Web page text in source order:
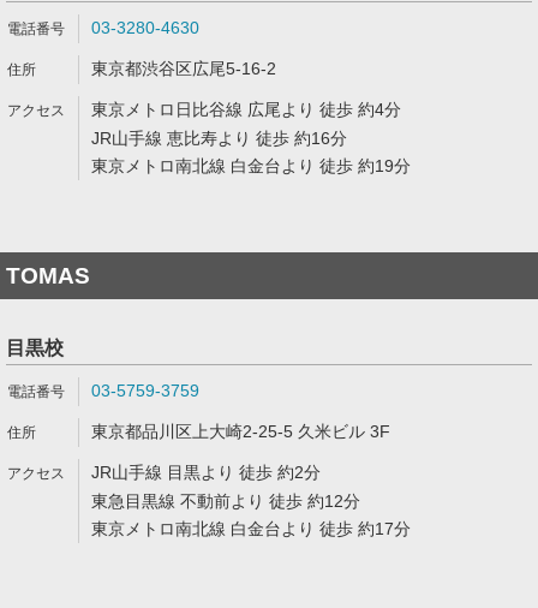
03-3280-4630
東京都渋谷区広尾5-16-2
東京メトロ日比谷線 広尾より 徒歩 約4分
JR山手線 恵比寿より 徒歩 約16分
東京メトロ南北線 白金台より 徒歩 約19分
TOMAS
目黒校
03-5759-3759
東京都品川区上大崎2-25-5 久米ビル 3F
JR山手線 目黒より 徒歩 約2分
東急目黒線 不動前より 徒歩 約12分
東京メトロ南北線 白金台より 徒歩 約17分